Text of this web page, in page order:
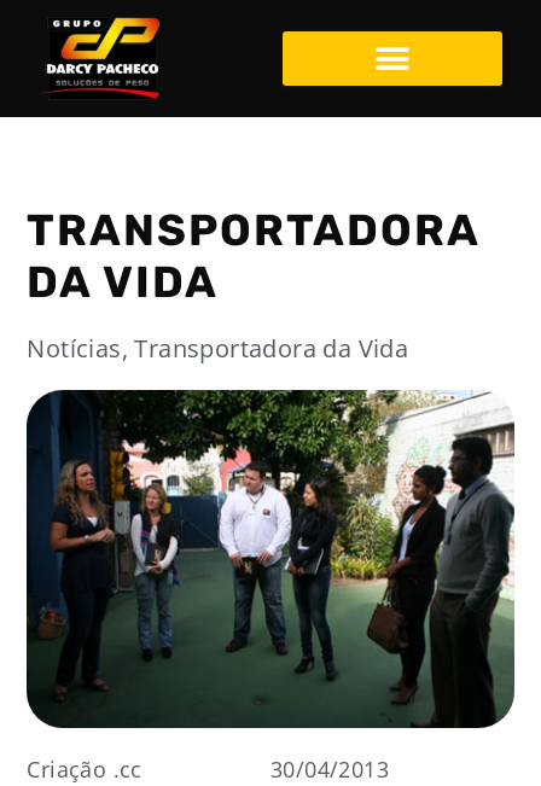
TRANSPORTADORA
DA VIDA
Notícias,Transportadora da Vida
Criação .cc 30/04/2013